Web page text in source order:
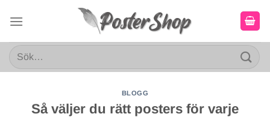
Sök
BLOGG
Så väljer du rätt posters för varje